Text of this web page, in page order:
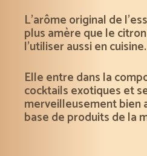
L’arôme original de
plus amère que le
l’utiliser aussi en cuisine.
Elle entre dans la
cocktails exotiques et
merveilleusement bien
base de produits de la